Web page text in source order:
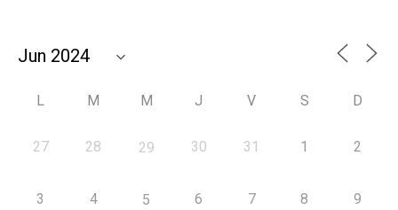
L M M J V S D
27 28 29 30 31 1 2
3 4 5 6 7 8 9